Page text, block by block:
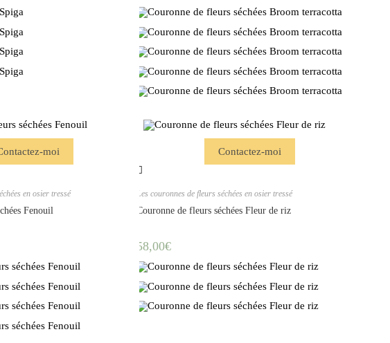
moi
en osier tressé
Fenouil
Contactez-moi
Les couronnes de fleurs séchées en osier tressé
Couronne de fleurs séchées Fleur de riz
58,00€